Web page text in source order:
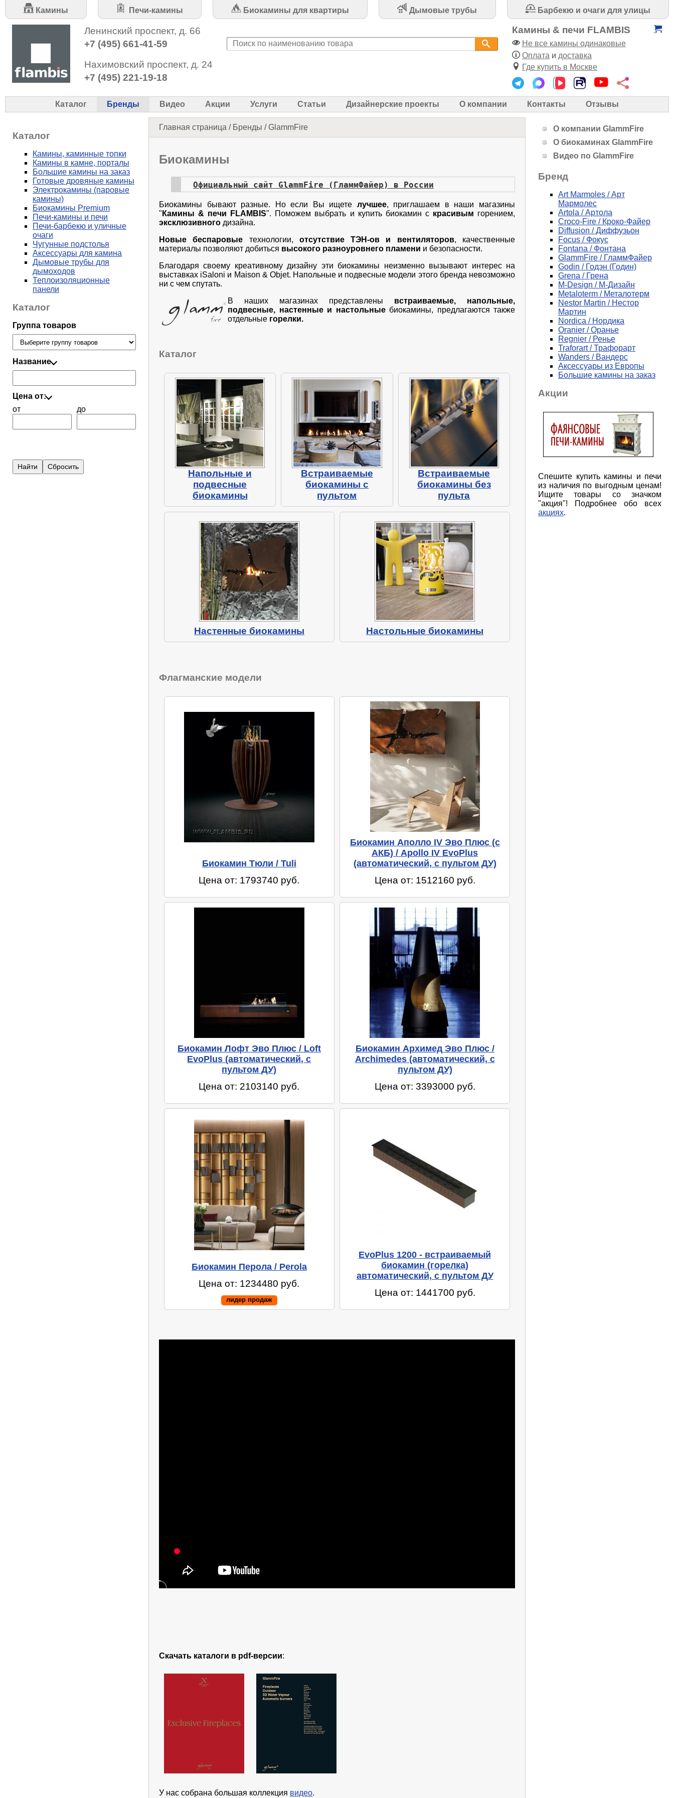
Камины Печи-камины Биокамины для квартиры Дымовые трубы Барбекю и очаги для улицы
Ленинский проспект, д. 66
+7 (495) 661-41-59
Нахимовский проспект, д. 24
+7 (495) 221-19-18
Камины & печи FLAMBIS
Не все камины одинаковые
Оплата и доставка
Где купить в Москве
Каталог Бренды Видео Акции Услуги Статьи Дизайнерские проекты О компании Контакты Отзывы
Главная страница / Бренды /GlammFire
Биокамины
Официальный сайт GlammFire (ГламмФайер) в России
Биокамины бывают разные. Но если Вы ищете лучшее, приглашаем в наши магазины
" Камины & печи FLAMBIS". Поможем выбрать и купить биокамин с красивым горением,
эксклюзивного дизайна.
Новые беспаровые технологии, отсутствие ТЭН-ов и вентиляторов, качественные
материалы позволяют добиться высокого разноуровнего пламени и безопасности.
Благодаря своему креативному дизайну эти биокамины неизменно вызывают интерес на
выставках iSaloni и Maison & Objet. Напольные и подвесные модели этого бренда невозможно
ни с чем спутать.
В наших магазинах представлены встраиваемые, напольные,
подвесные, настенные и настольныебиокамины, предлагаются также
отдельные горелки.
Каталог
Напольные и
подвесные
биокамины
Встраиваемые
биокамины с
пультом
Встраиваемые
биокамины без
пульта
Настенные биокамины Настольные биокамины
Флагманские модели
Биокамин Тюли / Tuli
Цена от: 1793740 руб.
Биокамин Аполло IV Эво Плюс (c
АКБ) / Apollo IV EvoPlus
(автоматический, с пультом ДУ)
Цена от: 1512160 руб.
Биокамин Лофт Эво Плюс / Loft
EvoPlus (автоматический, с
пультом ДУ)
Цена от: 2103140 руб.
Биокамин Архимед Эво Плюс /
Archimedes (автоматический, с
пультом ДУ)
Цена от: 3393000 руб.
Биокамин Перола / Perola
Цена от: 1234480 руб.
лидер продаж
EvoPlus 1200 - встраиваемый
биокамин (горелка)
автоматический, с пультом ДУ
Цена от: 1441700 руб.
Скачать каталоги в pdf-версии:
У нас собрана большая коллекция видео.
Каталог
Камины, каминные топки
Камины в камне, порталы
Большие камины на заказ
Готовые дровяные камины
Электрокамины (паровые
камины)
Биокамины Premium
Печи-камины и печи
Печи-барбекю и уличные
очаги
Чугунные подстолья
Аксессуары для камина
Дымовые трубы для
дымоходов
Теплоизоляционные
панели
Каталог
Группа товаров
Название
Цена от:
от
до
О компании GlammFire
О биокаминах GlammFire
Видео по GlammFire
Бренд
Art Marmoles / Арт
Мармолес
Artola / Артола
Croco-Fire / Кроко-Файер
Diffusion / Диффузьон
Focus / Фокус
Fontana / Фонтана
GlammFire / ГламмФайер
Godin / Годэн (Годин)
Grena / Грена
M-Design / М-Дизайн
Metaloterm / Металотерм
Nestor Martin / Нестор
Мартин
Nordica / Нордика
Oranier / Оранье
Regnier / Ренье
Traforart / Трафорарт
Wanders / Вандерс
Аксессуары из Европы
Большие камины на заказ
Акции
Спешите купить камины и печи
из наличия по выгодным ценам!
Ищите товары со значком
"акция"! Подробнее обо всех
акциях.